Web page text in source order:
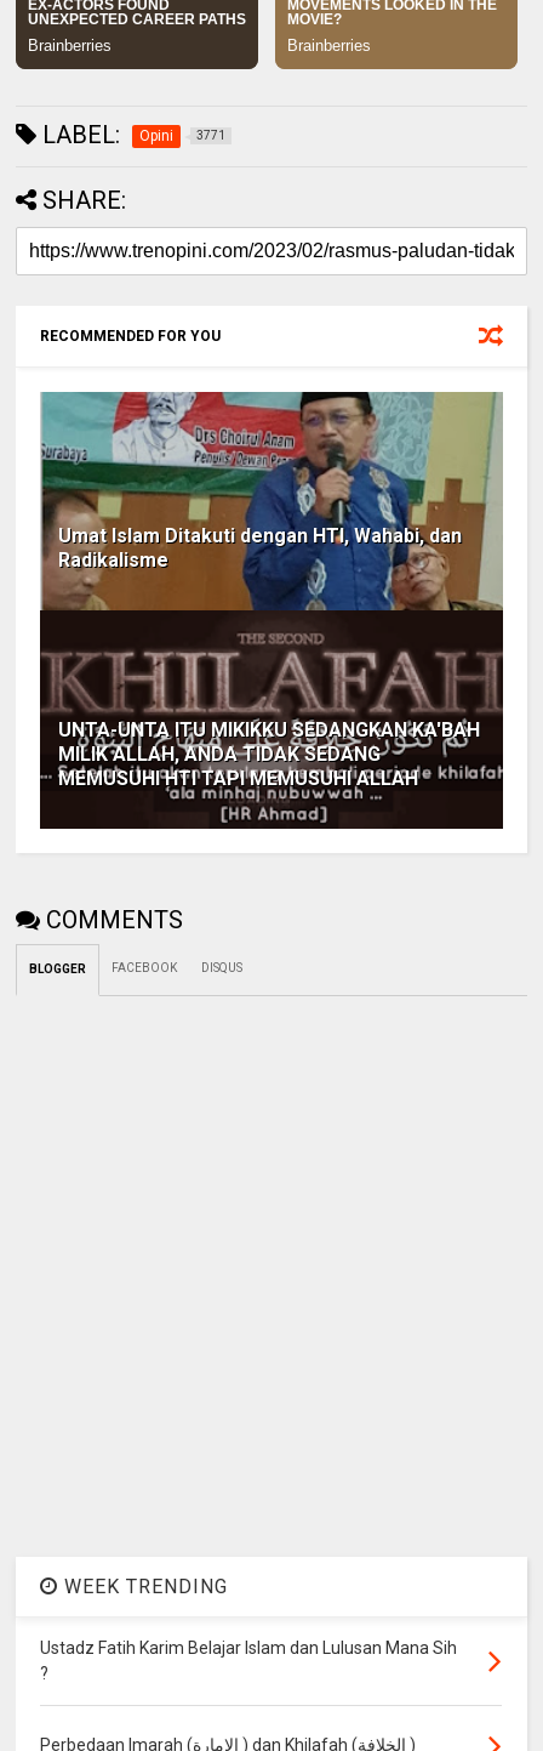
LABEL: Opini 3771
SHARE:
RECOMMENDED FOR YOU
Umat Islam Ditakuti dengan HTI, Wahabi, dan
Radikalisme
UNTA-UNTA ITU MIKIKKU SEDANGKAN KA'BAH
MILIK ALLAH, ANDA TIDAK SEDANG
MEMUSUHI HTI TAPI MEMUSUHI ALLAH
COMMENTS
BLOGGER FACEBOOK DISQUS
WEEK TRENDING
Ustadz Fatih Karim Belajar Islam dan Lulusan Mana Sih
?
Perbedaan Imarah (الإمارة ) dan Khilafah (الخلافة )